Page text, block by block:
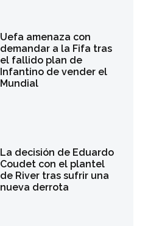
Uefa amenaza con
demandar a la Fifa tras
el fallido plan de
Infantino de vender el
Mundial
La decisión de Eduardo
Coudet con el plantel
de River tras sufrir una
nueva derrota